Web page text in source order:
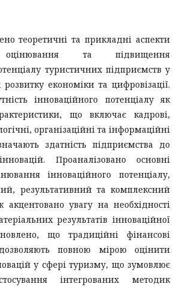
теоретичні та прикладні аспекти
оцінювання та підвищення
туристичних підприємств у
економіки та цифровізації.
інноваційного потенціалу як
що включає кадрові,
організаційні та інформаційні
здатність підприємства до
Проаналізовано основні
інноваційного потенціалу,
результативний та комплексний
акцентовано увагу на необхідності
результатів інноваційної
що традиційні фінансові
повною мірою оцінити
у сфері туризму, що зумовлює
інтегрованих методик